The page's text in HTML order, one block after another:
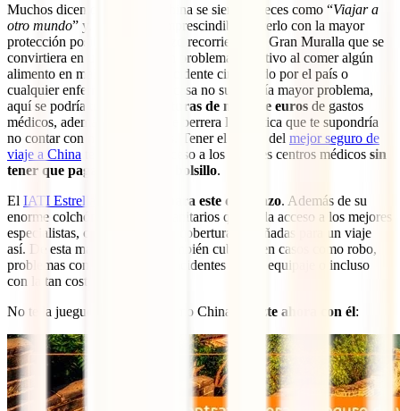
Muchos dicen que viajar a China se siente a veces como “Viajar a
otro mundo” y, por ello, es imprescindible hacerlo con la mayor
protección posible. Un tropiezo recorriendo la Gran Muralla que se
convirtiera en un esguince, un problema digestivo al comer algún
alimento en mal estado, un accidente circulando por el país o
cualquier enfermedad que en casa no supondría mayor problema,
aquí se podría traducir en
facturas de miles de euros de gastos
médicos, además de la enorme berrera lingüística que te supondría
no contar con nadie en el país. Tener el apoyo del mejor seguro de
viaje a China te asegura el acceso a los mejores centros médicos sin
tener que pagar nada de tu bolsillo.
El IATI Estrella mejor para este destinazo. Además de su
enorme colchón para gastos sanitarios que te da acceso a los mejores
especialistas, cuidará de ti con coberturas diseñadas para un viaje
así. De esta manera, estarás también cubierto en casos como robo,
problemas con tu transporte, incidentes con tu equipaje o incluso
con la tan costosa repatriación.
No te la juegues en un país como China y
hazte ahora con él: